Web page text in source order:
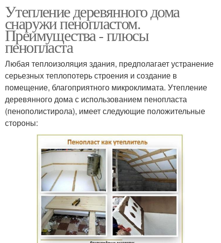
Утепление деревянного дома
снаружи пенопластом.
Преимущества - плюсы
пенопласта
Любая теплоизоляция здания, предполагает устранение
серьезных теплопотерь строения и создание в
помещение, благоприятного микроклимата. Утепление
деревянного дома с использованием пенопласта
(пенополистирола), имеет следующие положительные
стороны: